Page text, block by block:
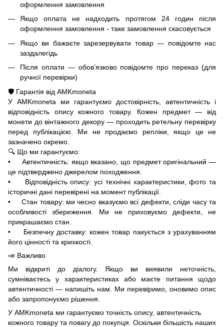
оформлення замовлення
Якщо оплата не надходить протягом 24 годин після
оформлення замовлення - таке замовлення скасовується
Якщо ви бажаєте зарезервувати товар — повідомте нас
заздалегідь
Після оплати — обов’язково повідомте про переказ (для
ручної перевірки)
🛡️ Гарантія від AMKmoneta
У AMKmoneta ми гарантуємо достовірність, автентичність і
відповідність опису кожного товару. Кожен предмет — від
монети до вінтажного декору — проходить ретельну перевірку
перед публікацією. Ми не продаємо репліки, якщо це не
зазначено окремо.
🔍 Що ми гарантуємо:
• Автентичність: якщо вказано, що предмет оригінальний —
це підтверджено джерелом походження.
• Відповідність опису: усі технічні характеристики, фото та
історичні дані перевірені на момент публікації.
• Стан товару: ми чесно вказуємо всі дефекти, сліди часу та
особливості збереження. Ми не приховуємо дефекти, не
прикрашаємо стан.
• Безпечну доставку: кожен товар пакується з урахуванням
його цінності та крихкості.
📣 Важливо
Ми відкриті до діалогу. Якщо ви виявили неточність,
сумніваєтесь у характеристиках або маєте питання щодо
автентичності — напишіть нам. Ми перевіримо, оновимо опис
або запропонуємо рішення.
У AMKmoneta ми гарантуємо точність опису, автентичність
кожного товару та повагу до покупця. Оскільки більшість наших